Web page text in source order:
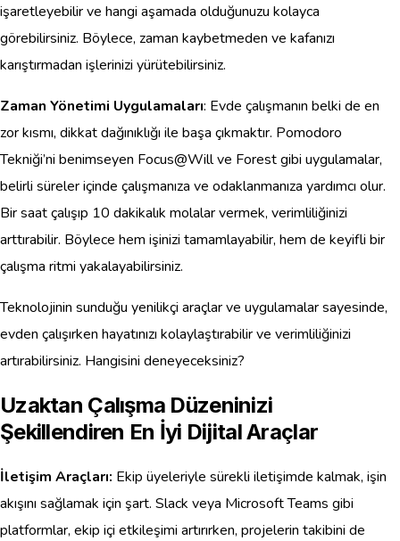
işaretleyebilir ve hangi aşamada olduğunuzu kolayca
görebilirsiniz. Böylece, zaman kaybetmeden ve kafanızı
karıştırmadan işlerinizi yürütebilirsiniz.
Zaman Yönetimi Uygulamaları: Evde çalışmanın belki de en
zor kısmı, dikkat dağınıklığı ile başa çıkmaktır. Pomodoro
Tekniği’ni benimseyen Focus@Will ve Forest gibi uygulamalar,
belirli süreler içinde çalışmanıza ve odaklanmanıza yardımcı olur.
Bir saat çalışıp 10 dakikalık molalar vermek, verimliliğinizi
arttırabilir. Böylece hem işinizi tamamlayabilir, hem de keyifli bir
çalışma ritmi yakalayabilirsiniz.
Teknolojinin sunduğu yenilikçi araçlar ve uygulamalar sayesinde,
evden çalışırken hayatınızı kolaylaştırabilir ve verimliliğinizi
artırabilirsiniz. Hangisini deneyeceksiniz?
Uzaktan Çalışma Düzeninizi
Şekillendiren En İyi Dijital Araçlar
İletişim Araçları: Ekip üyeleriyle sürekli iletişimde kalmak, işin
akışını sağlamak için şart. Slack veya Microsoft Teams gibi
platformlar, ekip içi etkileşimi artırırken, projelerin takibini de